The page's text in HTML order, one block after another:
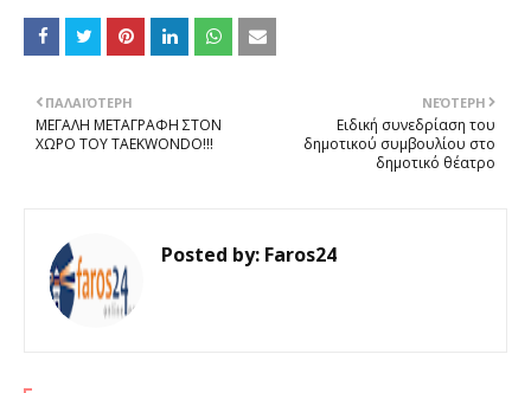
ΝΕΌΤΕΡΗ
Ειδική συνεδρίαση του
δημοτικού συμβουλίου στο
δημοτικό θέατρο
ΠΑΛΑΙΌΤΕΡΗ
ΜΕΓΑΛΗ ΜΕΤΑΓΡΑΦΗ ΣΤΟΝ
ΧΩΡΟ ΤΟΥ TAEKWONDO!!!
Posted by: Faros24